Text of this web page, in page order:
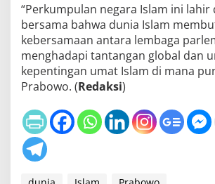
“Perkumpulan negara Islam ini lahir
bersama bahwa dunia Islam
kebersamaan antara lembaga
menghadapi tantangan global dan
kepentingan umat Islam di mana
Prabowo. (Redaksi)